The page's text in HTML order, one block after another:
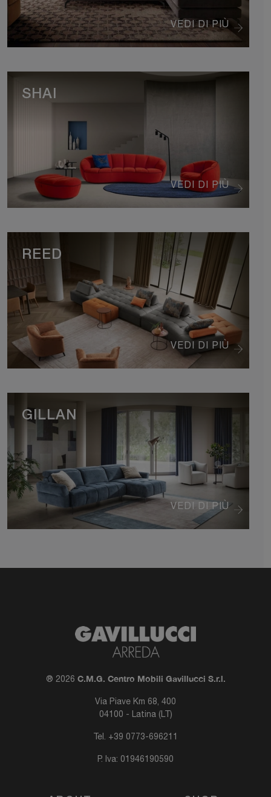
VEDI DI PIÙ
VEDI DI PIÙ
SHAI
VEDI DI PIÙ
REED
VEDI DI PIÙ
GILLAN
® 2026 C.M.G. Centro Mobili Gavillucci S.r.l.
Via Piave Km 68, 400
04100 - Latina (LT)
Tel. +39 0773-696211
P. Iva: 01946190590